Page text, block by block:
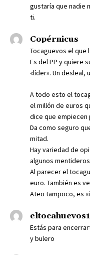
gustaría que nadie
ti.
Copérnicus
Tocaguevos el que
Es del PP y quiere
«líder». Un desleal,
A todo esto el
el millón de euros
dice que empiecen
Da como seguro
mitad.
Hay variedad de
algunos
Al parecer el
euro. También es
Ateo tampoco, es
Estás para
y bulero